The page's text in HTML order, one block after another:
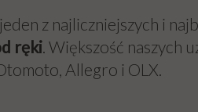
z najliczniejszych i
ręki. Większość naszych
Allegro i OLX.